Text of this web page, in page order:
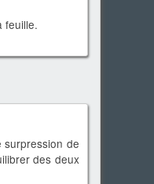
feuille.
surpression de
des deux